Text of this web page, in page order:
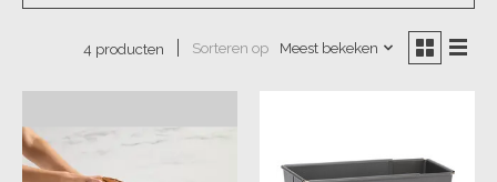
4 producten Sorteren op Meest bekeken